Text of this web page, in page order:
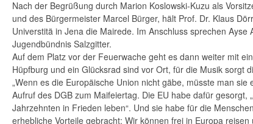
Nach der Begrüßung durch Marion Koslowski-Kuzu als
und des Bürgermeister Marcel Bürger, hält Prof. Dr. Klaus
Universtitä in Jena die Mairede. Im Anschluss sprechen Ayse
Jugendbündnis Salzgitter.
Auf dem Platz vor der Feuerwache geht es dann weiter mit
Hüpfburg und ein Glücksrad sind vor Ort, für die Musik sorgt
„Wenn es die Europäische Union nicht gäbe, müsste man sie
Aufruf des DGB zum Maifeiertag. Die EU habe dafür gesorgt,
Jahrzehnten in Frieden leben“. Und sie habe für die
erhebliche Vorteile gebracht: Wir können frei in Europa